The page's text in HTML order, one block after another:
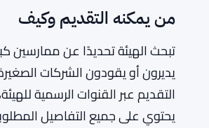
من يمكنه التقديم وكيف
تبحث الهيئة تحديدًا عن ممارسين
يديرون أو يقودون الشركات
يحتوي على جميع التفاصيل